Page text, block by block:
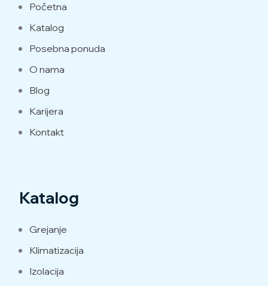
Početna
Katalog
Posebna ponuda
O nama
Blog
Karijera
Kontakt
Katalog
Grejanje
Klimatizacija
Izolacija